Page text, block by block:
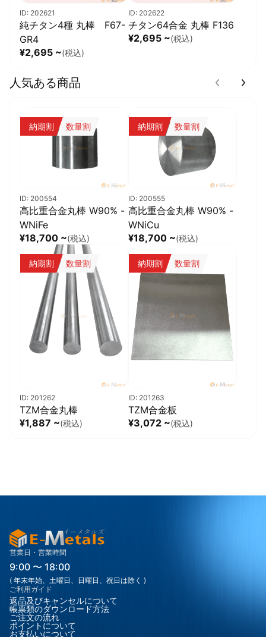
ID: 202621
純チタン4種 丸棒 F67-
GR4
¥2,695 ~(税込)
ID: 202622
チタン64合金 丸棒 F136
¥2,695 ~(税込)
人気ある商品
納期割 数量割
ID: 200554
高比重合金丸棒 W90% -
WNiFe
¥18,700 ~(税込)
納期割 数量割
ID: 200555
高比重合金丸棒 W90% -
WNiCu
¥18,700 ~(税込)
納期割 数量割
ID: 201262
TZM合金丸棒
¥1,887 ~(税込)
納期割 数量割
ID: 201263
TZM合金板
¥3,072 ~(税込)
営業日・営業時間
9:00 〜 18:00
( 年末年始、土曜日、日曜日、祝日は除く )
ご利用ガイド
返品及びキャンセルについて
帳票類のダウンロード方法
ご注文の流れ
ポイントについて
お支払いについて